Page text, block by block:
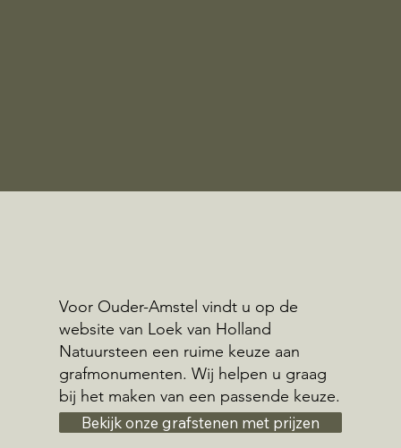
Voor Ouder-Amstel vindt u op de
website van Loek van Holland
Natuursteen een ruime keuze aan
grafmonumenten. Wij helpen u graag
bij het maken van een passende keuze.
Bekijk onze grafstenen met prijzen